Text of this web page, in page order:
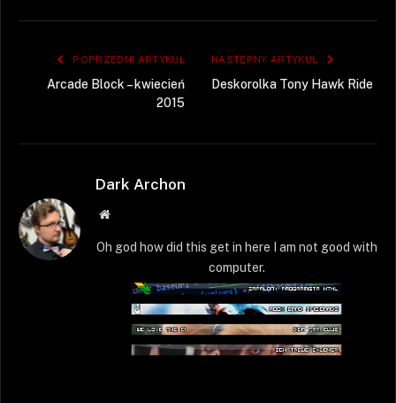
POPRZEDNI ARTYKUŁ
Arcade Block – kwiecień
2015
NASTĘPNY ARTYKUŁ
Deskorolka Tony Hawk Ride
Dark Archon
Strona
Oh god how did this get in here I am not good with
computer.